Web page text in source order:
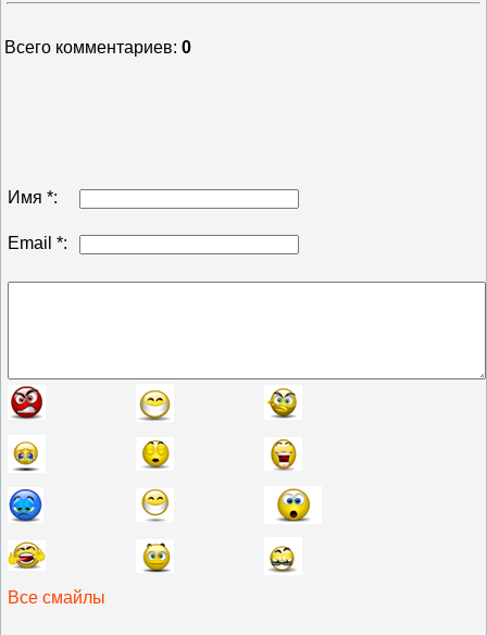
Всего комментариев: 0
Имя *:
Email *:
Все смайлы